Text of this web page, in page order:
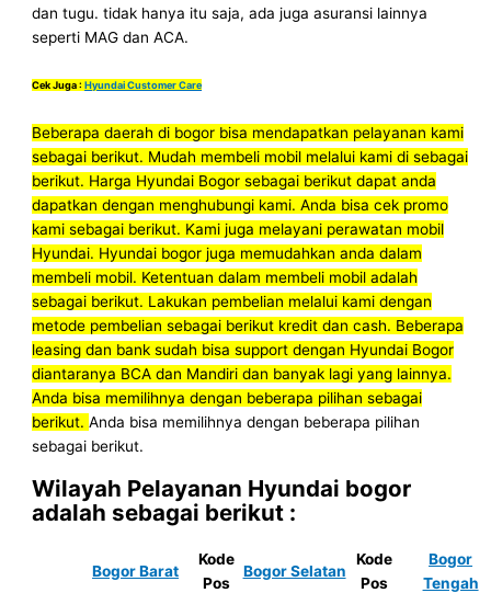
dan tugu. tidak hanya itu saja, ada juga asuransi lainnya
seperti MAG dan ACA.
Cek Juga :Hyundai Customer Care
Beberapa daerah di bogor bisa mendapatkan pelayanan kami
sebagai berikut. Mudah membeli mobil melalui kami di sebagai
berikut. Harga Hyundai Bogor sebagai berikut dapat anda
dapatkan dengan menghubungi kami. Anda bisa cek promo
kami sebagai berikut. Kami juga melayani perawatan mobil
Hyundai. Hyundai bogor juga memudahkan anda dalam
membeli mobil. Ketentuan dalam membeli mobil adalah
sebagai berikut. Lakukan pembelian melalui kami dengan
metode pembelian sebagai berikut kredit dan cash. Beberapa
leasing dan bank sudah bisa support dengan Hyundai Bogor
diantaranya BCA dan Mandiri dan banyak lagi yang lainnya.
Anda bisa memilihnya dengan beberapa pilihan sebagai
berikut. Anda bisa memilihnya dengan beberapa pilihan
sebagai berikut.
Wilayah Pelayanan Hyundai bogor
adalah sebagai berikut :
Bogor Barat
Kode
Pos
Bogor Selatan
Kode
Pos
Bogor
Tengah